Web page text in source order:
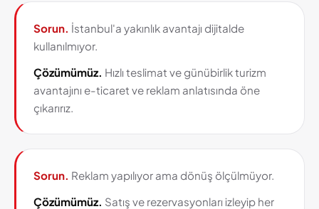
Sorun. İstanbul'a yakınlık avantajı dijitalde
kullanılmıyor.
Çözümümüz. Hızlı teslimat ve günübirlik turizm
avantajını e-ticaret ve reklam anlatısında öne
çıkarırız.
Sorun. Reklam yapılıyor ama dönüş ölçülmüyor.
Çözümümüz. Satış ve rezervasyonları izleyip her